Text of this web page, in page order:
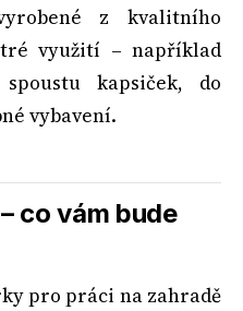
z kvalitního
využití – například
kapsiček, do
vybavení.
co vám bude
pro práci na zahradě